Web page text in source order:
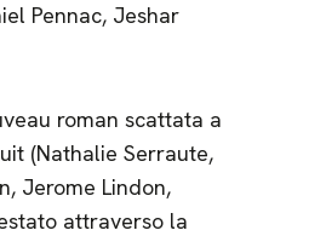
Pennac, Jeshar
roman scattata a
(Nathalie Serraute,
Jerome Lindon,
attraverso la